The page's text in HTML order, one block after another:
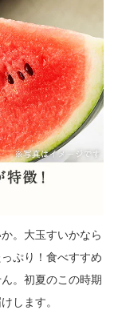
。大玉すいかなら
ぷり！食べすすめ
。初夏のこの時期
します。